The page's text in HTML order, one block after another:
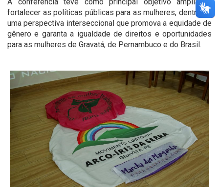
fortalecer as políticas públicas para as mulheres, dentro de
uma perspectiva interseccional que promova a equidade de
gênero e garanta a igualdade de direitos e oportunidades
para as mulheres de Gravatá, de Pernambuco e do Brasil.